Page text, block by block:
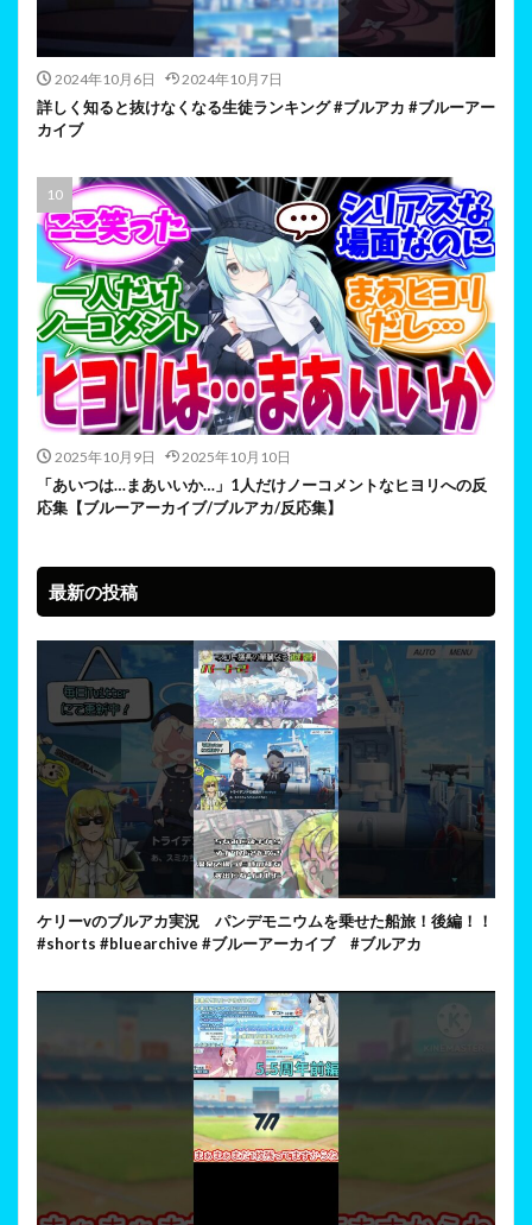
2024年10月6日 2024年10月7日
詳しく知ると抜けなくなる生徒ランキング #ブルアカ #ブルーアー
カイブ
2025年10月9日 2025年10月10日
「あいつは…まあいいか…」1人だけノーコメントなヒヨリへの反
応集【ブルーアーカイブ/ブルアカ/反応集】
最新の投稿
ケリーvのブルアカ実況 パンデモニウムを乗せた船旅！後編！！
#shorts #bluearchive #ブルーアーカイブ #ブルアカ